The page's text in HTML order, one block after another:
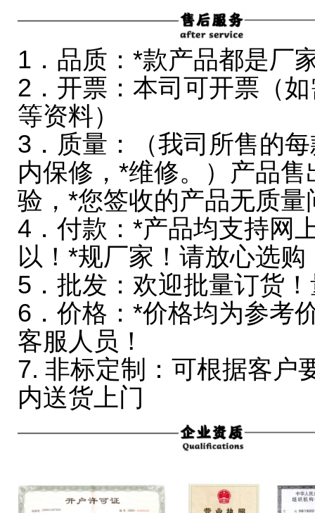
1．品质：*款产品都是厂
2．开票：本司可开票（
等资料）
3．质量：（我司所售的
内保修，*维修。）产品
验，*您签收的产品无质量
4．付款：*产品均支持网
以！*规厂家！请放心选购
5．批发：欢迎批量订货
6．价格：*价格均为参考
客服人员！
7. 非标定制：可根据客户
内送货上门